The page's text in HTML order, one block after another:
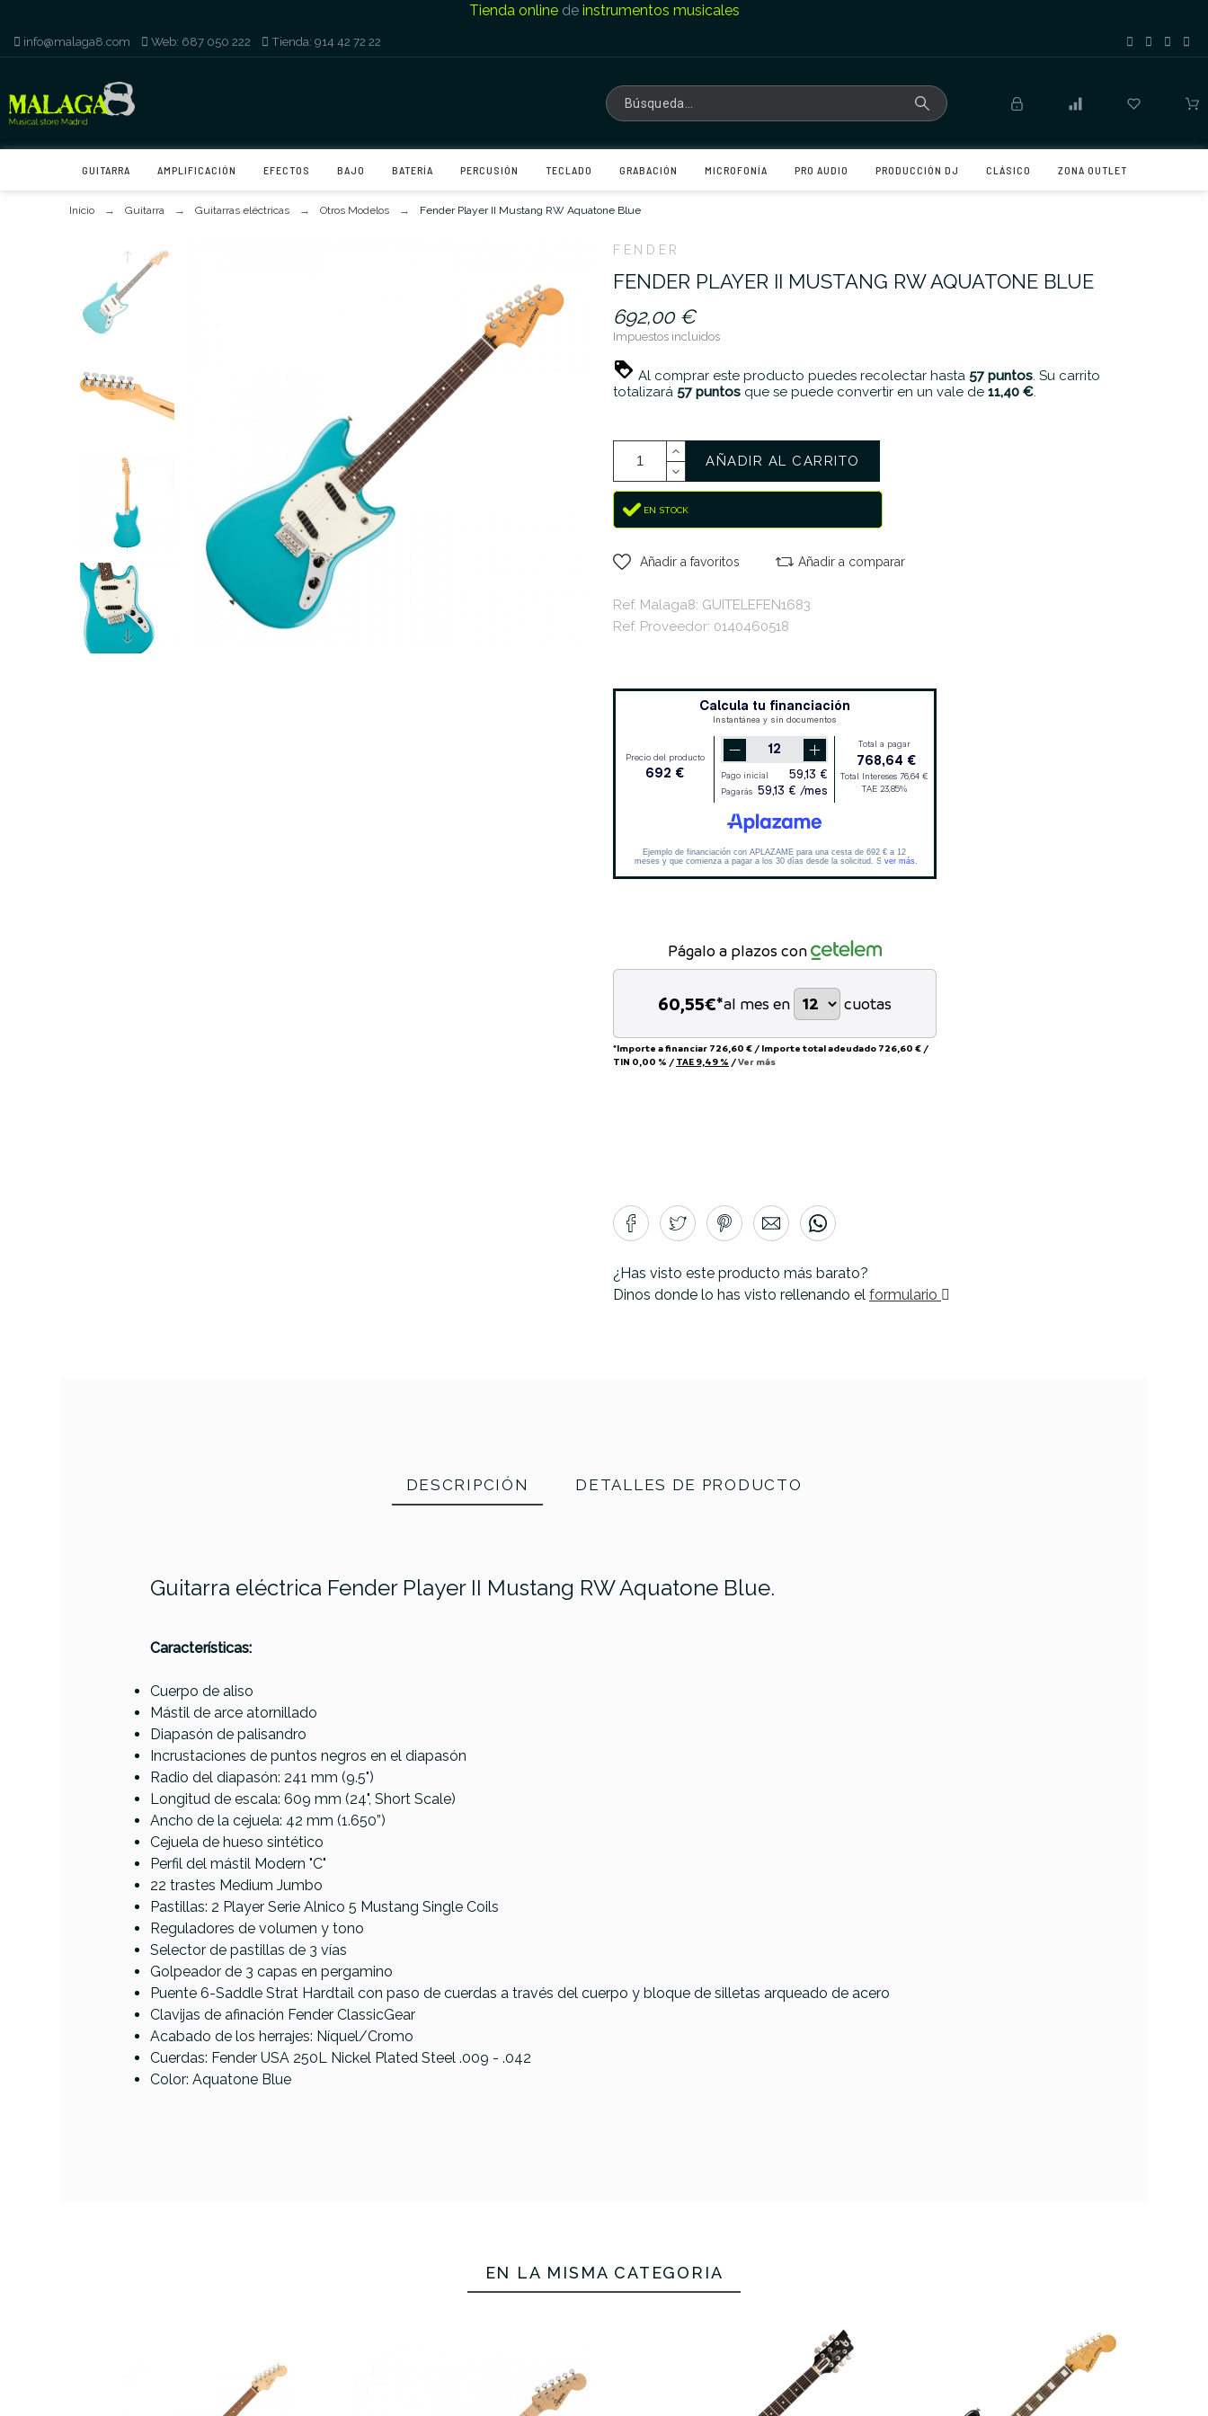
Tienda onlinede instrumentos musicales
info@malaga8.com Web: 687 050 222 Tienda: 914 42 72 22
GUITARRA AMPLIFICACIÓN EFECTOS BAJO BATERÍA PERCUSIÓN TECLADO GRABACIÓN MICROFONÍA PRO AUDIO PRODUCCIÓN DJ CLÁSICO ZONA OUTLET
Inicio Guitarra Guitarras eléctricas Otros Modelos Fender Player II Mustang RW Aquatone Blue
FENDER
FENDER PLAYER II MUSTANG RW AQUATONE BLUE
692,00 €
Impuestos incluidos
Al comprar este producto puedes recolectar hasta 57 puntos. Su carrito
totalizará 57puntos que se puede convertir en un vale de 11,40 €.
AÑADIR AL CARRITO
EN STOCK
Añadir a favoritos Añadir a comparar
Ref. Malaga8: GUITELEFEN1683
Ref. Proveedor: 0140460518
Págalo a plazos con
60,55€*al mes en cuotas
*Importe a financiar 726,60 € / Importe total adeudado 726,60 € /
TIN 0,00 % / TAE 9,49 % /Ver más
¿Has visto este producto más barato?
Dinos donde lo has visto rellenando el formulario
DESCRIPCIÓN DETALLES DE PRODUCTO
Guitarra eléctrica Fender Player II Mustang RW Aquatone Blue.
Características:
Cuerpo de aliso
Mástil de arce atornillado
Diapasón de palisandro
Incrustaciones de puntos negros en el diapasón
Radio del diapasón: 241 mm (9.5")
Longitud de escala: 609 mm (24", Short Scale)
Ancho de la cejuela: 42 mm (1.650”)
Cejuela de hueso sintético
Perfil del mástil Modern "C"
22 trastes Medium Jumbo
Pastillas: 2 Player Serie Alnico 5 Mustang Single Coils
Reguladores de volumen y tono
Selector de pastillas de 3 vías
Golpeador de 3 capas en pergamino
Puente 6-Saddle Strat Hardtail con paso de cuerdas a través del cuerpo y bloque de silletas arqueado de acero
Clavijas de afinación Fender ClassicGear
Acabado de los herrajes: Níquel/Cromo
Cuerdas: Fender USA 250L Nickel Plated Steel .009 - .042
Color: Aquatone Blue
ReferenciaGUITELEFEN1683
EN LA MISMA CATEGORÍA